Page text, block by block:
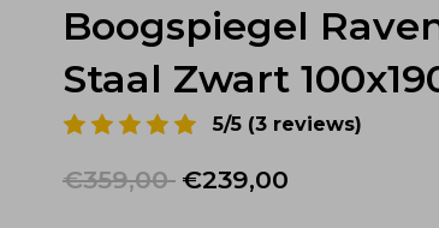
Boogspiegel
Staal Zwart
5/5 (3 reviews)
€359,00 €239,00